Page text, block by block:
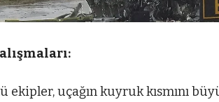
ekipler, uçağın kuyruk kısmını